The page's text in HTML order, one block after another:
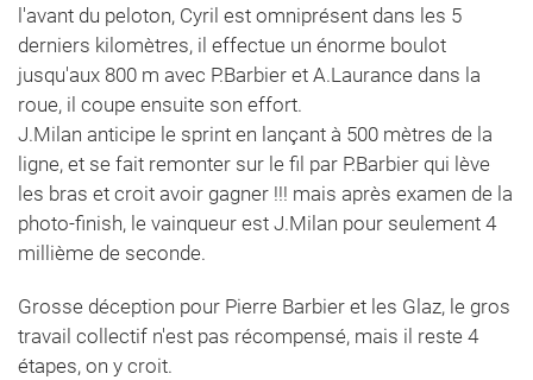
l'avant du peloton, Cyril est omniprésent dans les 5
derniers kilomètres, il effectue un énorme boulot
jusqu'aux 800 m avec P.Barbier et A.Laurance dans la
roue, il coupe ensuite son effort.
J.Milan anticipe le sprint en lançant à 500 mètres de la
ligne, et se fait remonter sur le fil par P.Barbier qui lève
les bras et croit avoir gagner !!! mais après examen de la
photo-finish, le vainqueur est J.Milan pour seulement 4
millième de seconde.
Grosse déception pour Pierre Barbier et les Glaz, le gros
travail collectif n'est pas récompensé, mais il reste 4
étapes, on y croit.